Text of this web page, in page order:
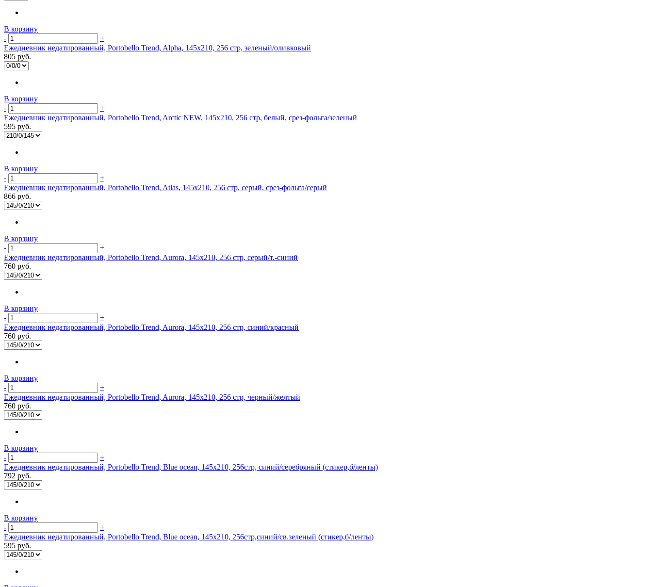
В корзину
-
+
Ежедневник недатированный, Portobello Trend, Alpha, 145х210, 256 стр, зеленый/оливковый
805 руб.
В корзину
-
+
Ежедневник недатированный, Portobello Trend, Arctic NEW, 145х210, 256 стр, белый, срез-фольга/зеленый
595 руб.
В корзину
-
+
Ежедневник недатированный, Portobello Trend, Atlas, 145х210, 256 стр, серый, срез-фольга/серый
866 руб.
В корзину
-
+
Ежедневник недатированный, Portobello Trend, Aurora, 145х210, 256 стр, серый/т.-синий
760 руб.
В корзину
-
+
Ежедневник недатированный, Portobello Trend, Aurora, 145х210, 256 стр, синий/красный
760 руб.
В корзину
-
+
Ежедневник недатированный, Portobello Trend, Aurora, 145х210, 256 стр, черный/желтый
760 руб.
В корзину
-
+
Ежедневник недатированный, Portobello Trend, Blue ocean, 145х210, 256стр, синий/серебряный (стикер,б/ленты)
792 руб.
В корзину
-
+
Ежедневник недатированный, Portobello Trend, Blue ocean, 145х210, 256стр,синий/св.зеленый (стикер,б/ленты)
595 руб.